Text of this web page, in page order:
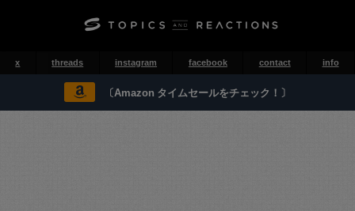
x threads instagram facebook contact info
〔Amazon タイムセールをチェック！〕